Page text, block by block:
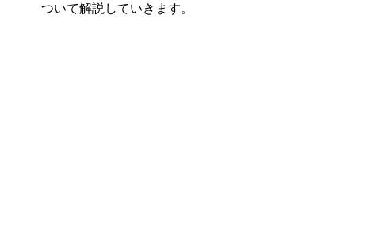
ついて解説していきます。